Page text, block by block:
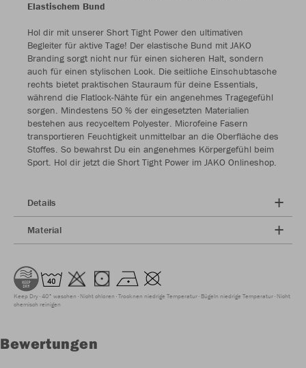
Elastischem Bund
Hol dir mit unserer Short Tight Power den ultimativen
Begleiter für aktive Tage! Der elastische Bund mit JAKO
Branding sorgt nicht nur für einen sicheren Halt, sondern
auch für einen stylischen Look. Die seitliche Einschubtasche
rechts bietet praktischen Stauraum für deine Essentials,
während die Flatlock-Nähte für ein angenehmes Tragegefühl
sorgen. Mindestens 50 % der eingesetzten Materialien
bestehen aus recyceltem Polyester. Microfeine Fasern
transportieren Feuchtigkeit unmittelbar an die Oberfläche des
Stoffes. So bewahrst Du ein angenehmes Körpergefühl beim
Sport. Hol dir jetzt die Short Tight Power im JAKO Onlineshop.
Details
Material
Keep Dry 40° waschen Nicht chloren Trocknen niedrige Temperatur Bügeln niedrige Temperatur Nicht
chemisch reinigen
Bewertungen